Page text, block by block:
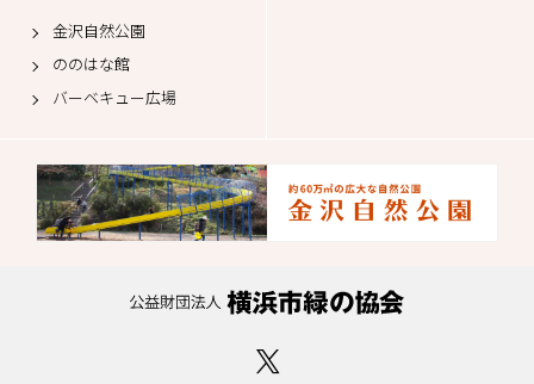
金沢自然公園
ののはな館
バーベキュー広場